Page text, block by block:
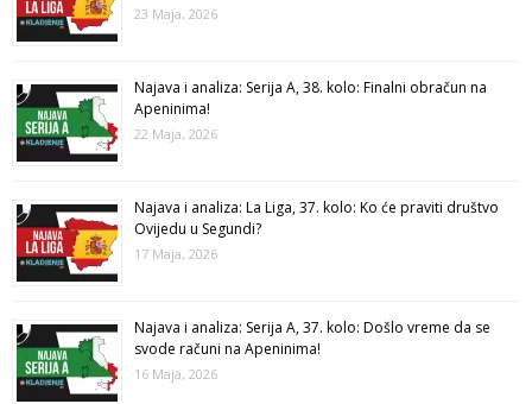
23 Maja, 2026
Najava i analiza: Serija A, 38. kolo: Finalni obračun na
Apeninima!
22 Maja, 2026
Najava i analiza: La Liga, 37. kolo: Ko će praviti društvo
Ovijedu u Segundi?
17 Maja, 2026
Najava i analiza: Serija A, 37. kolo: Došlo vreme da se
svode računi na Apeninima!
16 Maja, 2026